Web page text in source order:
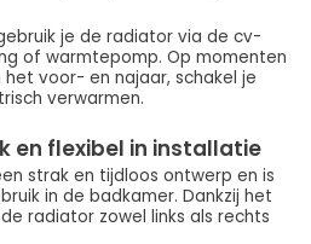
je de radiator via de cv-
of warmtepomp. Op momenten
voor- en najaar, schakel je
verwarmen.
en flexibel in installatie
strak en tijdloos ontwerp en is
in de badkamer. Dankzij het
radiator zowel links als rechts